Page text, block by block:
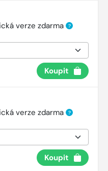
verze zdarma ?
Koupit
verze zdarma ?
Koupit